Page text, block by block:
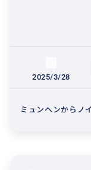
2025/3/28
ミュンヘンからノ